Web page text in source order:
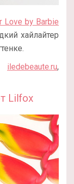
Love by Barbie
хайлайтер
iledebeaute.ru,
Lilfox